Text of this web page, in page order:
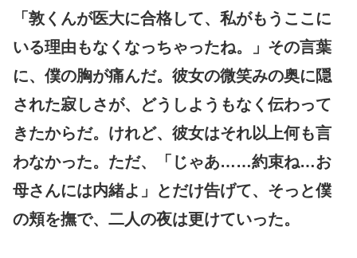
「敦くんが医大に合格して、私がもうここに
いる理由もなくなっちゃったね。」その言葉
に、僕の胸が痛んだ。彼女の微笑みの奥に隠
された寂しさが、どうしようもなく伝わって
きたからだ。けれど、彼女はそれ以上何も言
わなかった。ただ、「じゃあ……約束ね…お
母さんには内緒よ」とだけ告げて、そっと僕
の頬を撫で、二人の夜は更けていった。